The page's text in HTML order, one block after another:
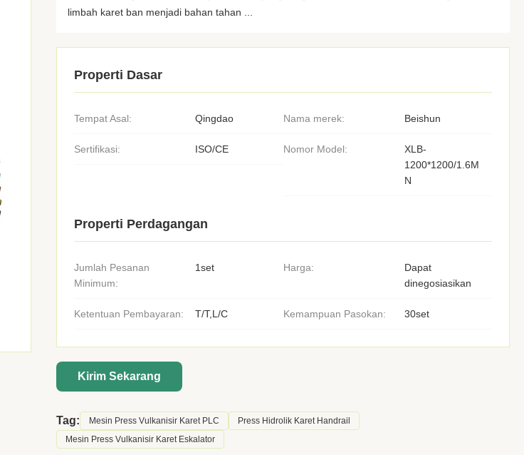
limbah karet ban menjadi bahan tahan ...
Properti Dasar
Tempat Asal: Qingdao Nama merek: Beishun
Sertifikasi: ISO/CE Nomor Model:
XLB-
1200*1200/1.6M
N
Properti Perdagangan
Jumlah Pesanan
Minimum:
1set Harga:
Dapat
dinegosiasikan
Ketentuan Pembayaran: T/T,L/C Kemampuan Pasokan: 30set
Kirim Sekarang
Tag: Mesin Press Vulkanisir Karet PLC
Press Hidrolik Karet Handrail
Mesin Press Vulkanisir Karet Eskalator